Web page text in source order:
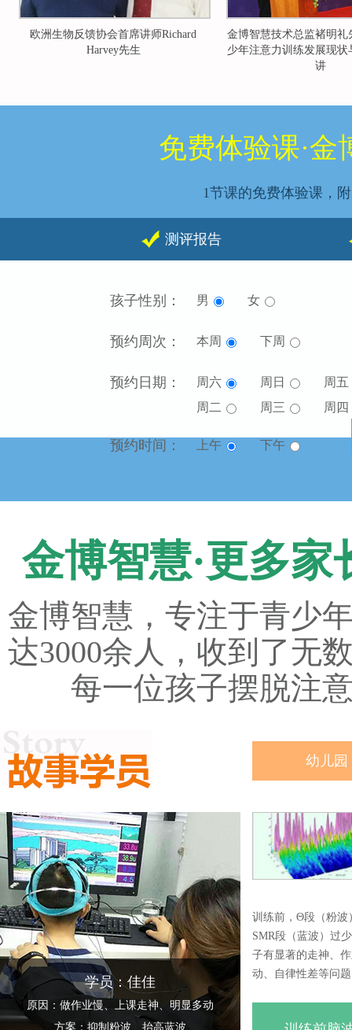
金博智慧技术总监褚明礼先生：世界青
少年注意力训练发展现状与展望主题演
2014年中国国际青少年
峰论坛，金博智慧获
免费体验课·
1节课的免费体验课，
测评报告
孩子性别： 男 女
预约周次： 本周 下周
预约日期： 周六 周日
周五
周二
周三 周四
预约时间： 上午 下午
金博智慧·更多
金博智慧，专注于青少
达3000余人，收到了无
每一位孩子摆脱注
学员：佳佳
原因：做作业慢、上课走神、明显多动
方案：抑制粉波、抬高蓝波
幼儿园
训练前，Θ段（粉波
SMR段（蓝波）过
子有显著的走神、
动、自律性差等问